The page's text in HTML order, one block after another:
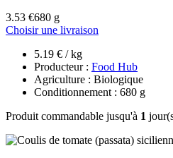
3.53 €680 g
Choisir une livraison
5.19 € / kg
Producteur : Food Hub
Agriculture : Biologique
Conditionnement : 680 g
Produit commandable jusqu'à 1